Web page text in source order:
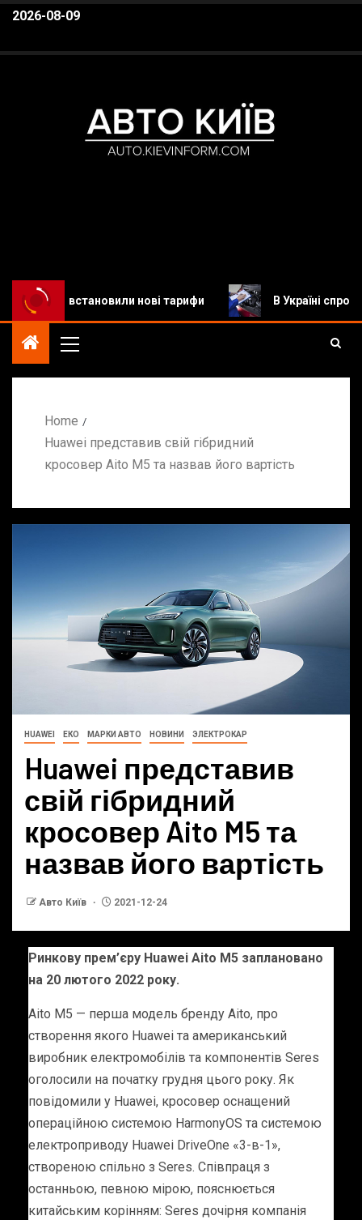
2026-08-09
встановили нові тарифи В Україні спростили
Home
Huawei представив свій гібридний
кросовер Aito M5 та назвав його вартість
HUAWEI ЕКО МАРКИ АВТО НОВИНИ ЭЛЕКТРОКАР
Huawei представив
свій гібридний
кросовер Aito M5 та
назвав його вартість
Авто Київ 2021-12-24
Ринкову прем’єру Huawei Aito M5 заплановано
на 20 лютого 2022 року.
Aito M5 — перша модель бренду Aito, про
створення якого Huawei та американський
виробник електромобілів та компонентів Seres
оголосили на початку грудня цього року. Як
повідомили у Huawei, кросовер оснащений
операційною системою HarmonyOS та системою
електроприводу Huawei DriveOne «3-в-1»,
створеною спільно з Seres. Співпраця з
останньою, певною мірою, пояснюється
китайським корінням: Seres дочірня компанія